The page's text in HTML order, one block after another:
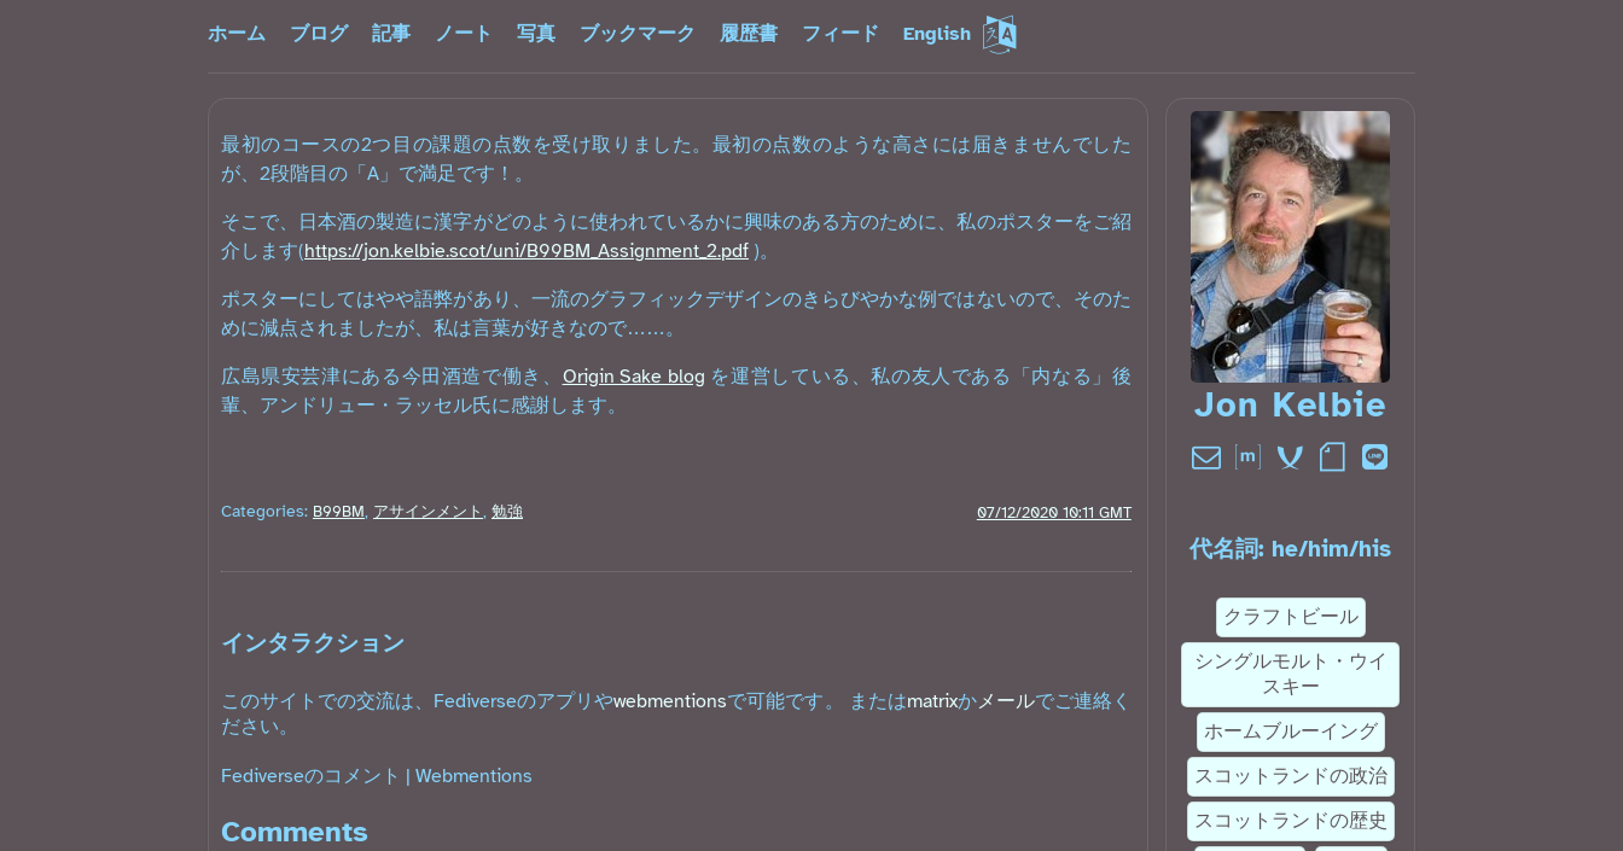
ホーム ブログ 記事 ノート 写真 ブックマーク 履歴書 フィード English
最初のコースの2つ目の課題の点数を受け取りました。最初の点数のような高さには届きませんでした
が、2段階目の「A」で満足です！。
そこで、日本酒の製造に漢字がどのように使われているかに興味のある方のために、私のポスターをご紹
介します(https://jon.kelbie.scot/uni/B99BM_Assignment_2.pdf )。
ポスターにしてはやや語弊があり、一流のグラフィックデザインのきらびやかな例ではないので、そのた
めに減点されましたが、私は言葉が好きなので……。
広島県安芸津にある今田酒造で働き、 Origin Sake blog を運営している、私の友人である「内なる」後
輩、アンドリュー・ラッセル氏に感謝します。
Categories: B99BM アサインメント 勉強 07/12/2020 10:11 GMT
インタラクション
このサイトでの交流は、Fediverseのアプリやwebmentionsで可能です。 またはmatrixかメールでご連絡く
ださい。
Fediverseのコメント | Webmentions
Comments
Jon Kelbie󠁧󠁢󠁳󠁣󠁴󠁿
代名詞: he/him/his
クラフトビール
シングルモルト・ウイ
スキー
ホームブルーイング
スコットランドの政治
スコットランドの歴史